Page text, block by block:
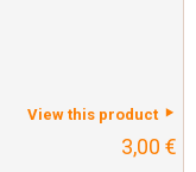
View this product
3,00 €